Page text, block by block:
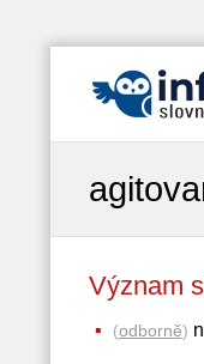
Význam
(odborně)